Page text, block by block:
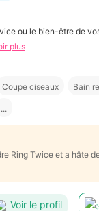
ou le bien-être de
plus
Coupe ciseaux Bain
...
Ring Twice et a hâte
Voir le profil